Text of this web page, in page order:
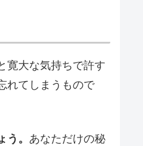
寛大な気持ちで許す
れてしまうもので
。 あなただけの秘